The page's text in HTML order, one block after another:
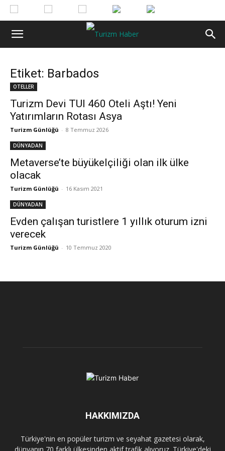
Etiket: Barbados
OTELLER
Turizm Devi TUI 460 Oteli Aştı! Yeni
Yatırımların Rotası Asya
Turizm Günlüğü - 8 Temmuz 2026
DÜNYADAN
Metaverse’te büyükelçiliği olan ilk ülke
olacak
Turizm Günlüğü - 16 Kasım 2021
DÜNYADAN
Evden çalışan turistlere 1 yıllık oturum izni
verecek
Turizm Günlüğü - 10 Temmuz 2020
HAKKIMIZDA
Türkiye'nin en popüler turizm ve seyahat gazetesi olarak,